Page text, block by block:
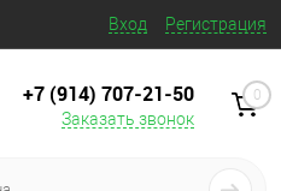
Вход Регистрация
+7 (914) 707‒21‒50
Заказать звонок
0